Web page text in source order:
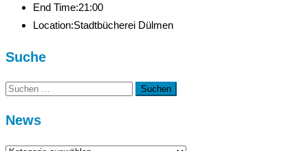
End Time:21:00
Location:Stadtbücherei Dülmen
Suche
Suchen
News